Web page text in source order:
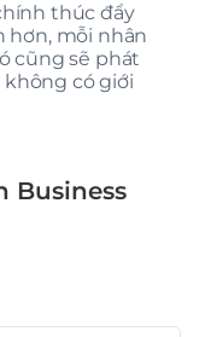
thúc đẩy
hơn, mỗi nhân
cũng sẽ phát
có giới
Business